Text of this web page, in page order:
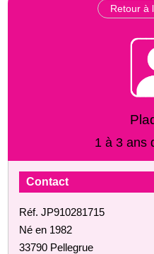
Retour à
1 à 3 ans
Contact
Réf. JP910281715
Né en 1982
33790 Pellegrue